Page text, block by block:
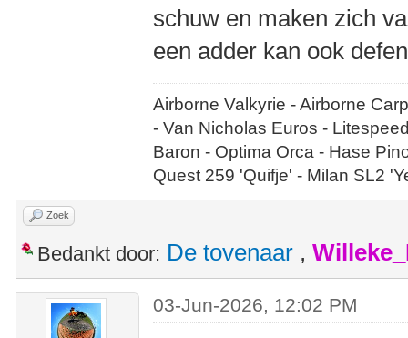
schuw en maken zich
een adder kan ook
Airborne Valkyrie - Airborne
- Van Nicholas Euros -
Baron - Optima Orca - Hase
Quest 259 'Quifje' - Milan SL2
Zoek
Bedankt door: De tovenaar ,
03-Jun-2026, 12:02 PM